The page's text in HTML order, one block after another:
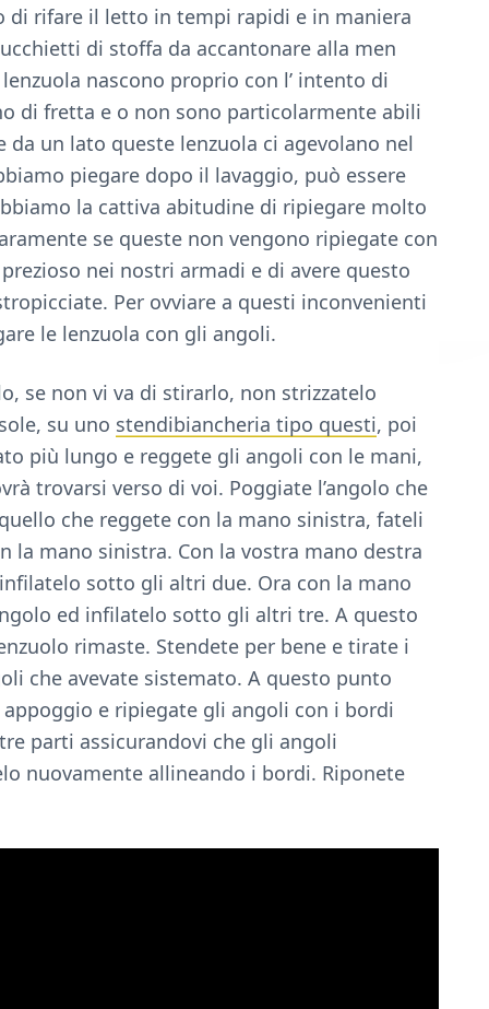
di rifare il letto in tempi rapidi e in maniera
di stoffa da accantonare alla men
nascono proprio con l’ intento di
di fretta e o non sono particolarmente abili
da un lato queste lenzuola ci agevolano nel
piegare dopo il lavaggio, può essere
la cattiva abitudine di ripiegare molto
se queste non vengono ripiegate con
nei nostri armadi e di avere questo
Per ovviare a questi inconvenienti
le lenzuola con gli angoli.
se non vi va di stirarlo, non strizzatelo
su uno stendibiancheria tipo questi, poi
più lungo e reggete gli angoli con le mani,
trovarsi verso di voi. Poggiate l’angolo che
che reggete con la mano sinistra, fateli
la mano sinistra. Con la vostra mano destra
sotto gli altri due. Ora con la mano
ed infilatelo sotto gli altri tre. A questo
rimaste. Stendete per bene e tirate i
che avevate sistemato. A questo punto
e ripiegate gli angoli con i bordi
parti assicurandovi che gli angoli
nuovamente allineando i bordi. Riponete